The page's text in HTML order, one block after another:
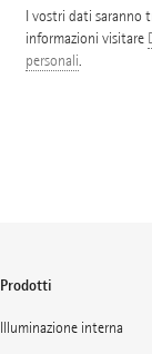
I vostri dati saranno
informazioni visitare
personali.
Prodotti
Illuminazione interna